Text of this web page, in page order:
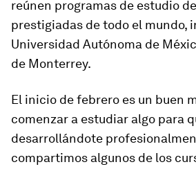
reúnen programas de estudio
prestigiadas de todo el mundo,
Universidad Autónoma de
de Monterrey.
El inicio defebrero es un buen
comenzar a estudiar algo para
desarrollándote
compartimos algunos de los